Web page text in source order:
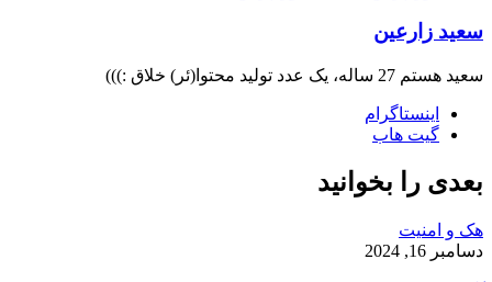
سعید زارعین
سعید هستم 27 ساله، یک عدد تولید محتوا(ئر) خلاق :)))
اینستاگرام
گیت ‌هاب
بعدی را بخوانید
هک و امنیت
دسامبر 16, 2024